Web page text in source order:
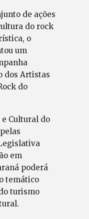
de ações
do rock
o
um
dos Artistas
do
Cultural do
em
poderá
temático
turismo